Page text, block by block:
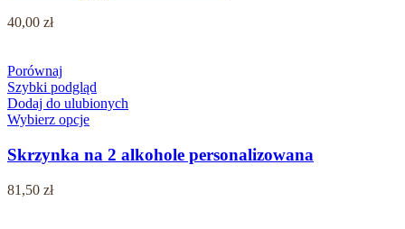
40,00 zł
Porównaj
Szybki podgląd
Dodaj do ulubionych
Wybierz opcje
Skrzynka na 2 alkohole personalizowana
81,50 zł